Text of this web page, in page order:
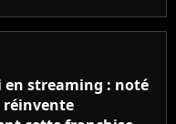
streaming : noté
réinvente